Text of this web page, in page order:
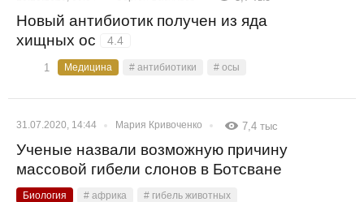
Новый антибиотик получен из яда
хищных ос
4.4
1 Медицина # антибиотики # осы
31.07.2020, 14:44 Мария Кривоченко 7,4 тыс
Ученые назвали возможную причину
массовой гибели слонов в Ботсване
Биология # африка # гибель животных